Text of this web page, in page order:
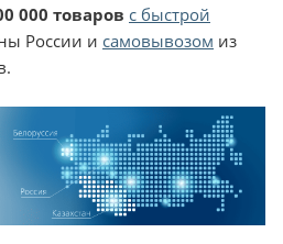
000 товаров с быстрой
России и самовывозом из